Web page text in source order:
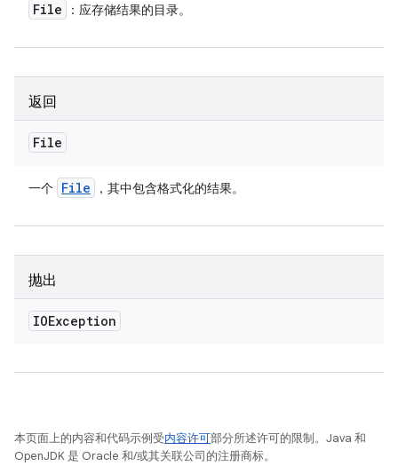
File ：应存储结果的目录。
返回
File
一个 File ，其中包含格式化的结果。
抛出
IOException
本页面上的内容和代码示例受内容许可部分所述许可的限制。Java 和
OpenJDK 是 Oracle 和/或其关联公司的注册商标。